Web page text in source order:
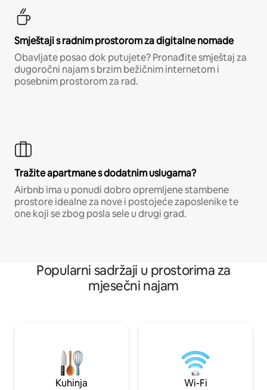
Smještaji s radnim prostorom za digitalne nomade
Obavljate posao dok putujete? Pronađite smještaj za
dugoročni najam s brzim bežičnim internetom i
posebnim prostorom za rad.
Tražite apartmane s dodatnim uslugama?
Airbnb ima u ponudi dobro opremljene stambene
prostore idealne za nove i postojeće zaposlenike te
one koji se zbog posla sele u drugi grad.
Popularni sadržaji u prostorima za
mjesečni najam
Kuhinja Wi-Fi